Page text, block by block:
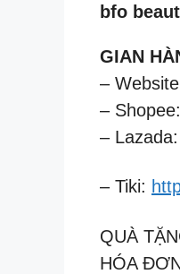
bfo
GIAN
–
– Shopee:
– Lazada:
– Tiki:
QUÀ
HÓA